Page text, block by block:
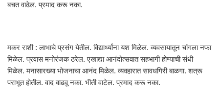
बचत वाढेल. प्रमाद करू नका.
मकर राशी : लाभाचे प्रसंग येतील. विद्यार्थ्यांना यश मिळेल. व्यवसायातून चांगला नफा
मिळेल. प्रवास मनोरंजक ठरेल. एखाद्या आनंदोत्सवात सहभागी होण्याची संधी
मिळेल. मनासारख्या भोजनाचा आनंद मिळेल. व्यवहारात सावधगिरी बाळगा. शत्रू
पराभूत होतील. वाद वाढवू नका. भीती वाटेल. प्रमाद करू नका.